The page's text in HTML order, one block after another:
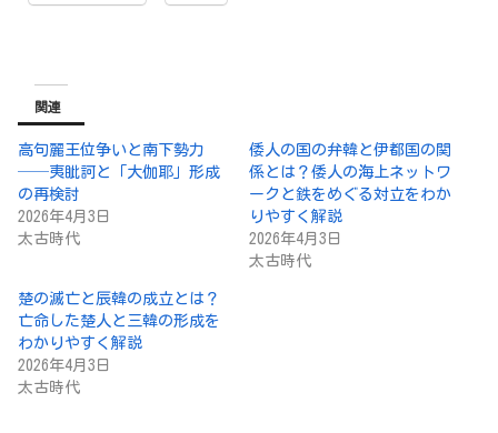
関連
高句麗王位争いと南下勢力
──夷眦訶と「大伽耶」形成
の再検討
2026年4月3日
太古時代
倭人の国の弁韓と伊都国の関
係とは？倭人の海上ネットワ
ークと鉄をめぐる対立をわか
りやすく解説
2026年4月3日
太古時代
楚の滅亡と辰韓の成立とは？
亡命した楚人と三韓の形成を
わかりやすく解説
2026年4月3日
太古時代